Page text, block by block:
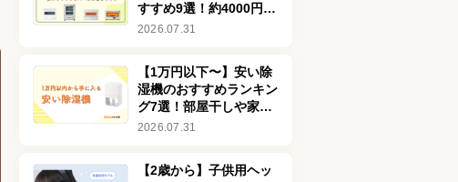
すすめ9選！約4000円で
買える安い商品も
2026.07.31
【1万円以下〜】安い除
湿機のおすすめランキン
グ7選！部屋干しや家電
の劣化を防ぐ効果も解説
2026.07.31
【2歳から】子供用ヘッ